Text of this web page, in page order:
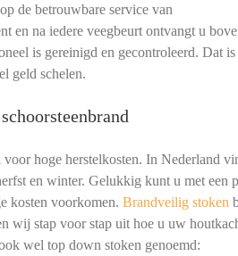
de betrouwbare service van
en na iedere veegbeurt ontvangt u
is gereinigd en gecontroleerd. Dat
geld schelen.
hoge herstelkosten. In Nederland
en winter. Gelukkig kunt u met een
kosten voorkomen. Brandveilig stoken
wij stap voor stap uit hoe u uw
wel top down stoken genoemd: